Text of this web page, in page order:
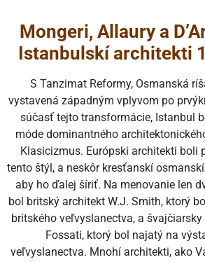
Mongeri, Allaury a
Istanbulskí architekti
S Tanzimat Reformy, Osmanská
vystavená západným vplyvom po
súčasť tejto transformácie, Istanbul
móde dominantného
Klasicizmus. Európski architekti boli
tento štýl, a neskôr kresťanskí
aby ho ďalej šíriť. Na menovanie len
bol britský architekt W.J. Smith, ktorý
britského veľvyslanectva, a švajčiarsky
Fossati, ktorý bol najatý na
veľvyslanectva. Mnohí architekti, ako